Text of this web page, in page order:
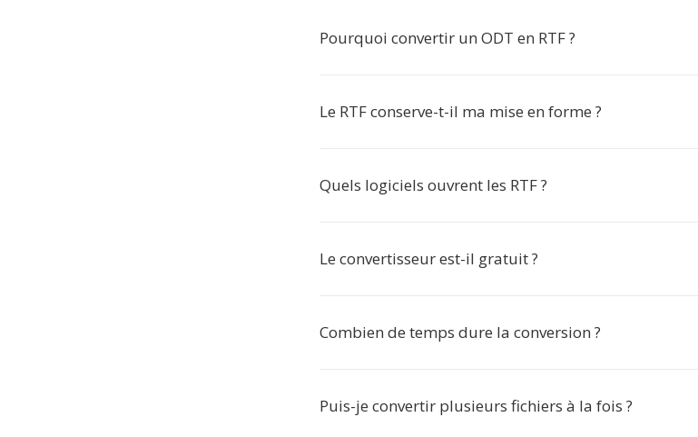
Pourquoi convertir un ODT en RTF ?
Le RTF conserve-t-il ma mise en forme ?
Quels logiciels ouvrent les RTF ?
Le convertisseur est-il gratuit ?
Combien de temps dure la conversion ?
Puis-je convertir plusieurs fichiers à la fois ?